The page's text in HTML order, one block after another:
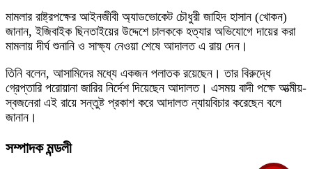
মামলার রাষ্ট্রপক্ষের আইনজীবী অ্যাডভোকেট চৌধুরী জাহিদ হাসান (খোকন)
জানান, ইজিবাইক ছিনতাইয়ের উদ্দেশে চালককে হত্যার অভিযোগে দায়ের করা
মামলায় দীর্ঘ শুনানি ও সাক্ষ্য নেওয়া শেষে আদালত এ রায় দেন।
তিনি বলেন, আসামিদের মধ্যে একজন পলাতক রয়েছেন। তার বিরুদ্ধে
গ্রেপ্তারি পরোয়ানা জারির নির্দেশ দিয়েছেন আদালত। এসময় বাদী পক্ষে আত্মীয়-
স্বজনেরা এই রায়ে সন্তুষ্ট প্রকাশ করে আদালত ন্যায়বিচার করেছেন বলে
জানান।
সম্পাদক মন্ডলী